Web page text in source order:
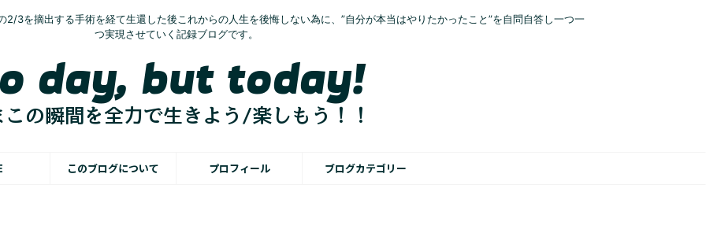
3を摘出する手術を経て生還した後これからの人生を後悔しない為に、”自分が本当はやりたかったこと”を自問自答し一つ一
つ実現させていく記録ブログです。
このブログについて プロフィール ブログカテゴリー